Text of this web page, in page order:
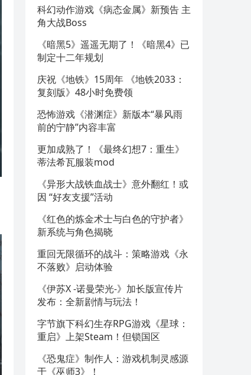
科幻动作游戏《病态金属》新预告 主
角大战Boss
《暗黑5》遥遥无期了！《暗黑4》已
制定十二年规划
庆祝《地铁》15周年 《地铁2033：
复刻版》48小时免费领
恐怖游戏《潜渊症》新版本“暴风雨
前的宁静”内容丰富
更加成熟了！《最终幻想7：重生》
蒂法希瓦服装mod
《异形大战铁血战士》意外翻红！或
因 “好友支援”活动
《红色的炼金术士与白色的守护者》
新系统与角色揭晓
重回无限循环的战斗：策略游戏《永
不落败》启动体验
《伊苏X -诺曼荣光-》加长版宣传片
发布：全新剧情与玩法！
字节旗下科幻生存RPG游戏《星球：
重启》上架Steam！但锁国区
《恐鬼症》制作人：游戏机制灵感源
于《巫师3》！